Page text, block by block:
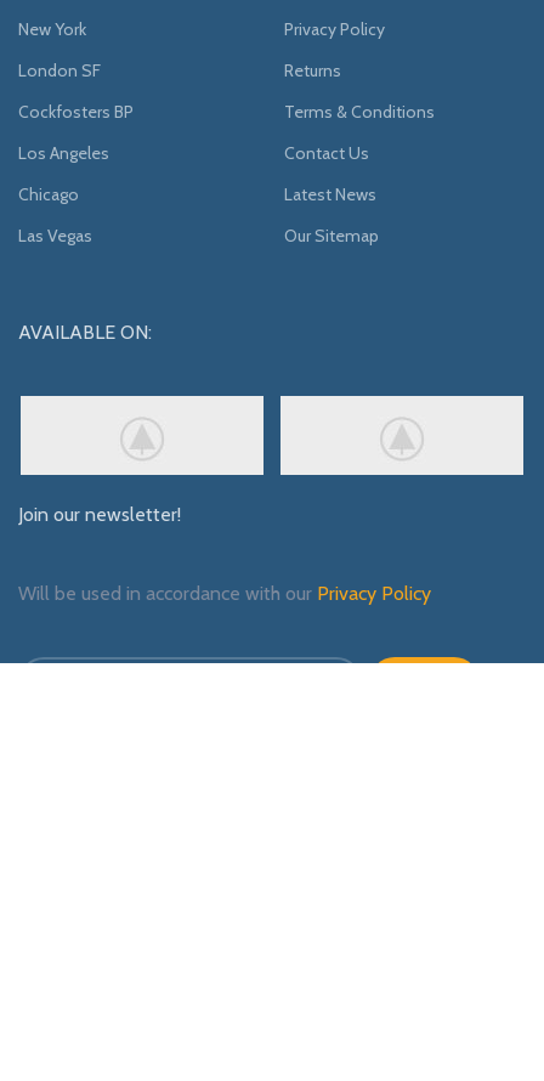
New York
London SF
Cockfosters BP
Los Angeles
Chicago
Las Vegas
Privacy Policy
Returns
Terms & Conditions
Contact Us
Latest News
Our Sitemap
AVAILABLE ON:
Join our newsletter!
Will be used in accordance with our Privacy Policy